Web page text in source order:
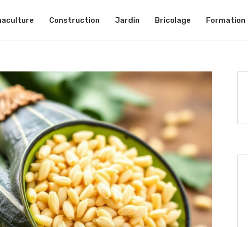
Construction Jardin Bricolage Formation